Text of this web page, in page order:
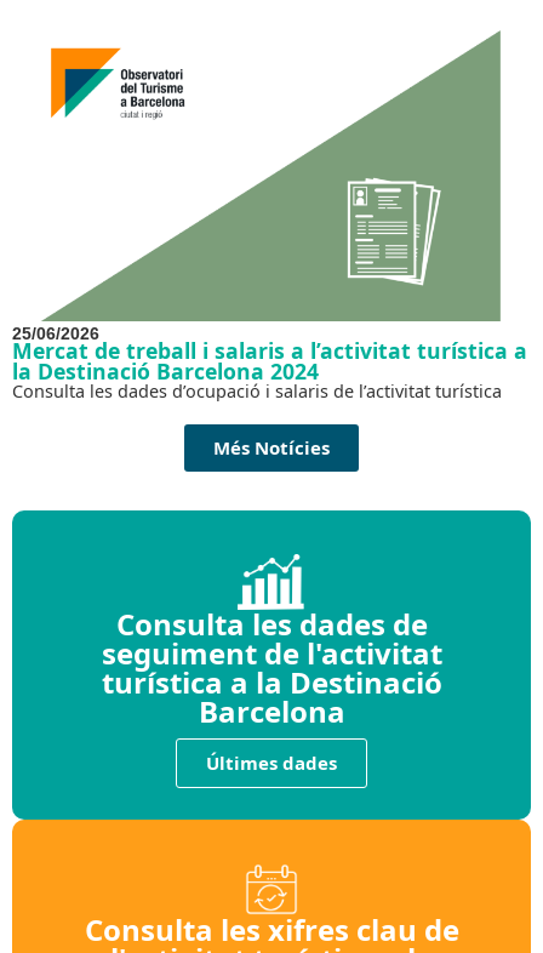
25/06/2026
Mercat de treball i salaris a l’activitat turística a
la Destinació Barcelona 2024
Consulta les dades d’ocupació i salaris de l’activitat turística
Més Notícies
Consulta les dades de
seguiment de l'activitat
turística a la Destinació
Barcelona
Últimes dades
Consulta les xifres clau de